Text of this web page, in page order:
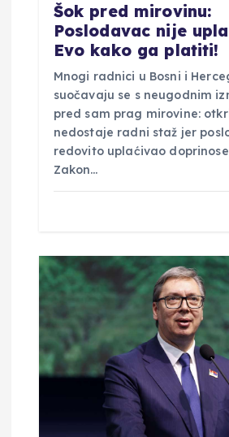
Šok pred mirovinu:
Poslodavac nije
Evo kako ga platiti!
Mnogi radnici u Bosni i
suočavaju se s neugodnim
pred sam prag mirovine:
nedostaje radni staž jer
redovito uplaćivao
Zakon…